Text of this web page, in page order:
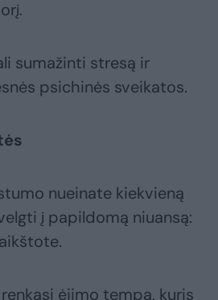
sumažinti stresą ir
psichinės sveikatos.
nueinate kiekvieną
į papildomą niuansą:
ėjimo tempą, kuris